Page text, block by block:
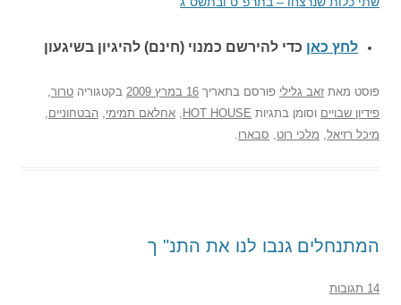
לחץ כאן כדי להירשם כמנוי (חינם) להיגיון בשיגעון
פוסט מאת זאב גלילי פורסם בתאריך 16 במרץ 2009 בקטגוריה טרור
פידיון שבויים וסומן בתגיות HOT HOUSE אחלאם תמימי הבטחוניים
מיכל רזיאל מלכי רוט סבארו
המתנחלים גנבו לנו את התנ" ך
14 תגובות